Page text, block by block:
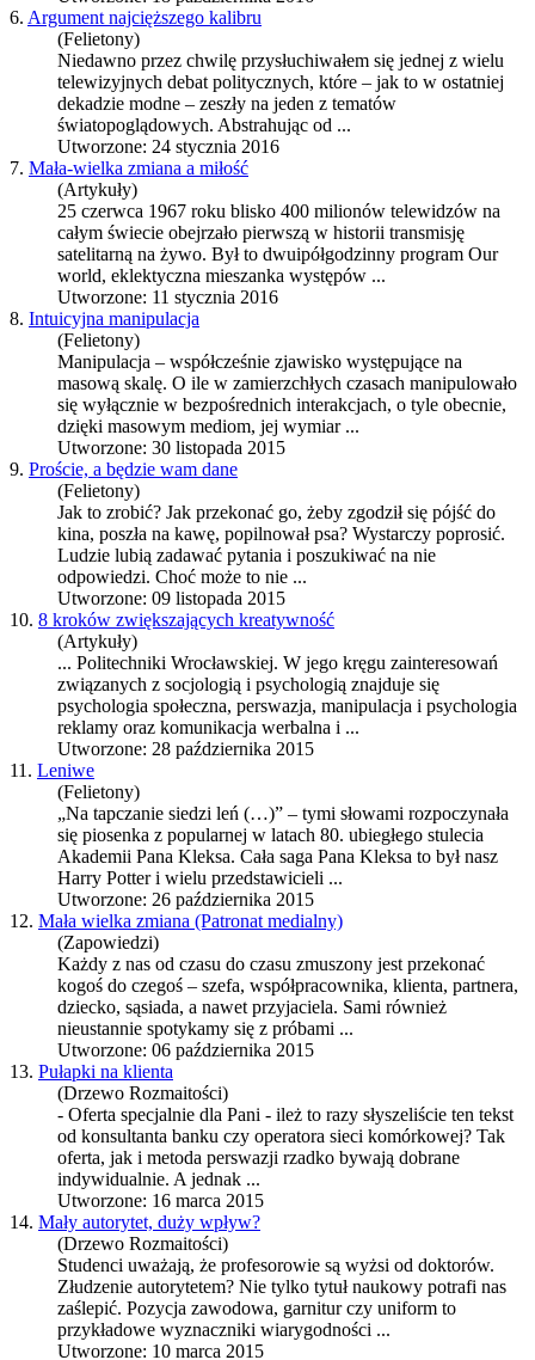
6. Argument najcięższego kalibru
(Felietony)
Niedawno przez chwilę przysłuchiwałem się jednej z wielu
telewizyjnych debat politycznych, które – jak to w ostatniej
dekadzie modne – zeszły na jeden z tematów
światopoglądowych. Abstrahując od ...
Utworzone: 24 stycznia 2016
7. Mała-wielka zmiana a miłość
(Artykuły)
25 czerwca 1967 roku blisko 400 milionów telewidzów na
całym świecie obejrzało pierwszą w historii transmisję
satelitarną na żywo. Był to dwuipółgodzinny program Our
world, eklektyczna mieszanka występów ...
Utworzone: 11 stycznia 2016
8. Intuicyjna manipulacja
(Felietony)
Manipulacja – współcześnie zjawisko występujące na
masową skalę. O ile w zamierzchłych czasach manipulowało
się wyłącznie w bezpośrednich interakcjach, o tyle obecnie,
dzięki masowym mediom, jej wymiar ...
Utworzone: 30 listopada 2015
9. Proście, a będzie wam dane
(Felietony)
Jak to zrobić? Jak przekonać go, żeby zgodził się pójść do
kina, poszła na kawę, popilnował psa? Wystarczy poprosić.
Ludzie lubią zadawać pytania i poszukiwać na nie
odpowiedzi. Choć może to nie ...
Utworzone: 09 listopada 2015
10. 8 kroków zwiększających kreatywność
(Artykuły)
... Politechniki Wrocławskiej. W jego kręgu zainteresowań
związanych z socjologią i psychologią znajduje się
psychologia społeczna, perswazja, manipulacja i psychologia
reklamy oraz komunikacja werbalna i ...
Utworzone: 28 października 2015
11. Leniwe
(Felietony)
„Na tapczanie siedzi leń (…)” – tymi słowami rozpoczynała
się piosenka z popularnej w latach 80. ubiegłego stulecia
Akademii Pana Kleksa. Cała saga Pana Kleksa to był nasz
Harry Potter i wielu przedstawicieli ...
Utworzone: 26 października 2015
12. Mała wielka zmiana (Patronat medialny)
(Zapowiedzi)
Każdy z nas od czasu do czasu zmuszony jest przekonać
kogoś do czegoś – szefa, współpracownika, klienta, partnera,
dziecko, sąsiada, a nawet przyjaciela. Sami również
nieustannie spotykamy się z próbami ...
Utworzone: 06 października 2015
13. Pułapki na klienta
(Drzewo Rozmaitości)
- Oferta specjalnie dla Pani - ileż to razy słyszeliście ten tekst
od konsultanta banku czy operatora sieci komórkowej? Tak
oferta, jak i metoda perswazji rzadko bywają dobrane
indywidualnie. A jednak ...
Utworzone: 16 marca 2015
14. Mały autorytet, duży wpływ?
(Drzewo Rozmaitości)
Studenci uważają, że profesorowie są wyżsi od doktorów.
Złudzenie autorytetem? Nie tylko tytuł naukowy potrafi nas
zaślepić. Pozycja zawodowa, garnitur czy uniform to
przykładowe wyznaczniki wiarygodności ...
Utworzone: 10 marca 2015